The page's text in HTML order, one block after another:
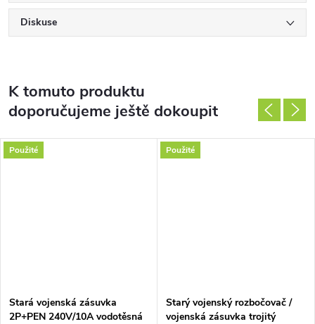
Diskuse
K tomuto produktu
doporučujeme ještě dokoupit
Použité
Stará vojenská zásuvka
2P+PEN 240V/10A vodotěsná
Použité
Starý vojenský rozbočovač /
vojenská zásuvka trojitý